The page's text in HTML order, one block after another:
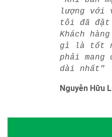
lượng với
tôi đã
Khách
gì là tốt
phải
dài nhất"
Nguyễn Hữu